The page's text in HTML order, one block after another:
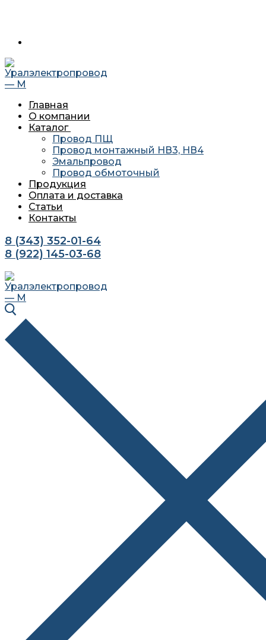
Главная
О компании
Каталог
Провод ПЩ
Провод монтажный НВ3, НВ4
Эмальпровод
Провод обмоточный
Продукция
Оплата и доставка
Статьи
Контакты
8 (343) 352-01-64
8 (922) 145-03-68